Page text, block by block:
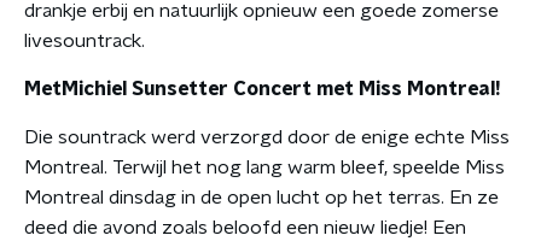
drankje erbij en natuurlijk opnieuw een goede zomerse
livesountrack.
MetMichiel Sunsetter Concert met Miss Montreal!
Die sountrack werd verzorgd door de enige echte Miss
Montreal. Terwijl het nog lang warm bleef, speelde Miss
Montreal dinsdag in de open lucht op het terras. En ze
deed die avond zoals beloofd een nieuw liedje! Een